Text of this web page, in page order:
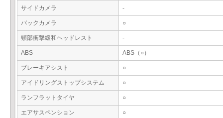
サイドカメラ -
バックカメラ ○
頸部衝撃緩和ヘッドレスト -
ABS ABS（○）
ブレーキアシスト ○
アイドリングストップシステム ○
ランフラットタイヤ ○
エアサスペンション ○